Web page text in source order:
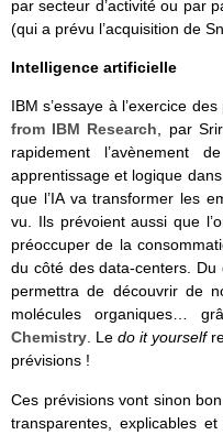
par secteur d’activité ou par
(qui a prévu l’acquisition de
Intelligence artificielle
IBM s’essaye à l’exercice
from IBM Research, par
rapidement l’avènement
apprentissage et logique
que l’IA va transformer les
vu. Ils prévoient aussi que
préoccuper de la
du côté des data-centers. Du
permettra de découvrir de
molécules organiques…
Chemistry. Le do it yourself
prévisions !
Ces prévisions vont sinon
transparentes, explicables